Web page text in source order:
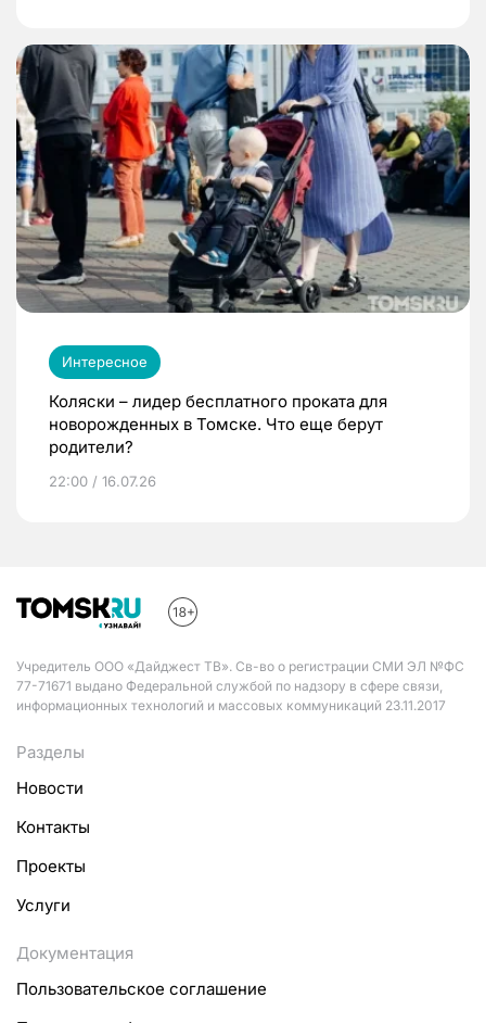
Интересное
Коляски – лидер бесплатного проката для
новорожденных в Томске. Что еще берут
родители?
22:00 / 16.07.26
Учредитель ООО «Дайджест ТВ». Св-во о регистрации СМИ ЭЛ №ФС
77-71671 выдано Федеральной службой по надзору в сфере связи,
информационных технологий и массовых коммуникаций 23.11.2017
Разделы
Новости
Контакты
Проекты
Услуги
Документация
Пользовательское соглашение